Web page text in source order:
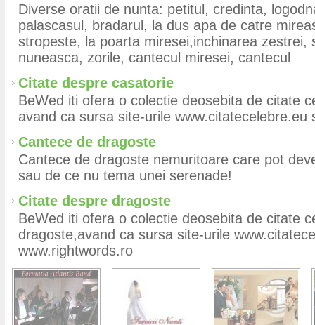
Diverse oratii de nunta: petitul, credinta,
palascasul, bradarul, la dus apa de catre
stropeste, la poarta miresei,inchinarea zestrei,
nuneasca, zorile, cantecul miresei, cantecul
Citate despre casatorie
BeWed iti ofera o colectie deosebita de citate
avand ca sursa site-urile www.citatecelebre.eu
Cantece de dragoste
Cantece de dragoste nemuritoare care pot
sau de ce nu tema unei serenade!
Citate despre dragoste
BeWed iti ofera o colectie deosebita de citate
dragoste,avand ca sursa site-urile
www.rightwords.ro